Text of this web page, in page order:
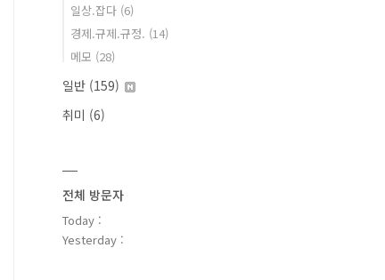
일상.잡다 (6)
경제.규제.규정. (14)
메모 (28)
일반 (159)
취미 (6)
전체 방문자
Today :
Yesterday :